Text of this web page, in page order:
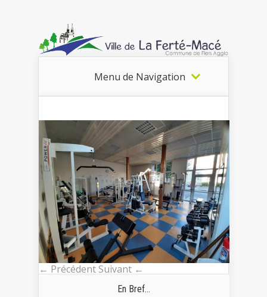
Menu de Navigation
← Précédent Suivant ←
En Bref...